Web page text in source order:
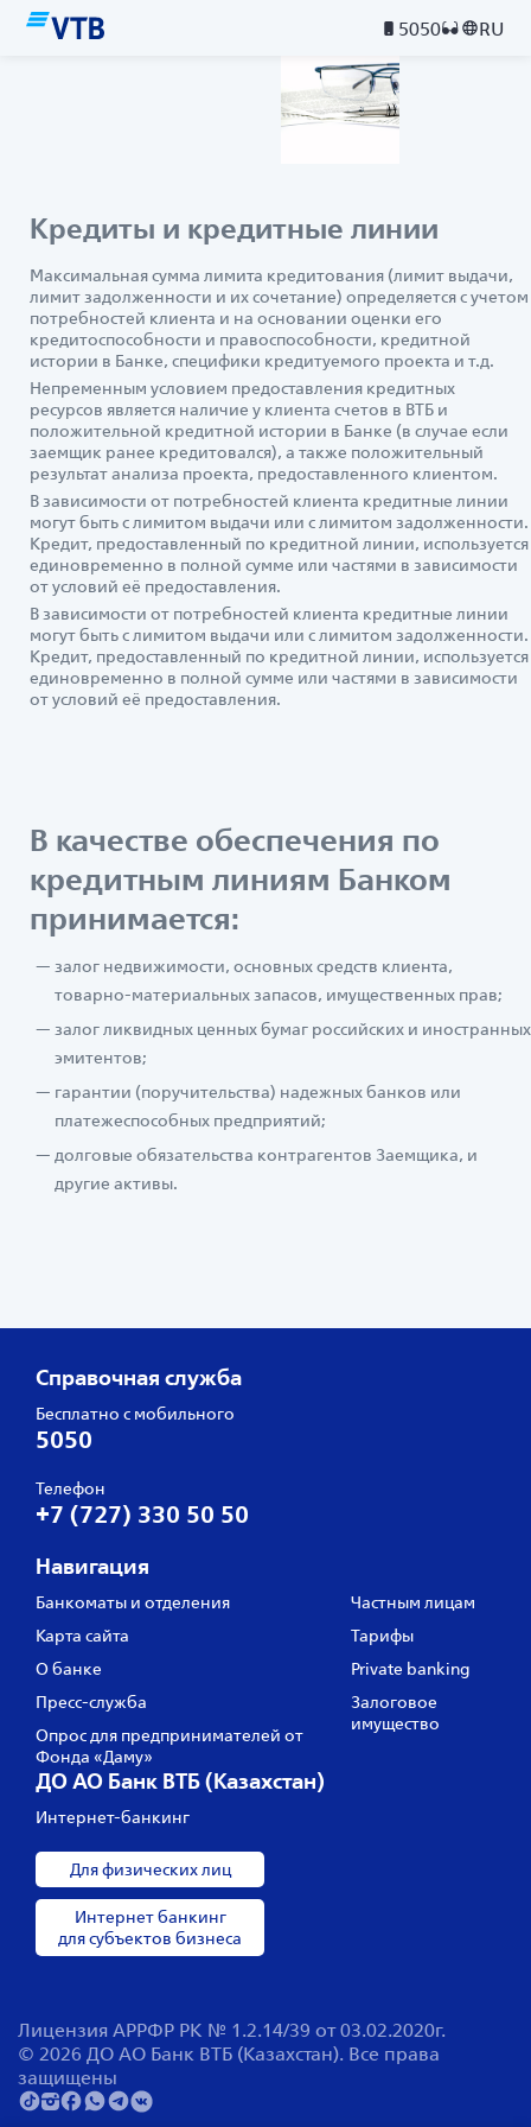
5050 RU
Кредиты и кредитные линии
Максимальная сумма лимита кредитования (лимит выдачи,
лимит задолженности и их сочетание) определяется с учетом
потребностей клиента и на основании оценки его
кредитоспособности и правоспособности, кредитной
истории в Банке, специфики кредитуемого проекта и т.д.
Непременным условием предоставления кредитных
ресурсов является наличие у клиента счетов в ВТБ и
положительной кредитной истории в Банке (в случае если
заемщик ранее кредитовался), а также положительный
результат анализа проекта, предоставленного клиентом.
В зависимости от потребностей клиента кредитные линии
могут быть с лимитом выдачи или с лимитом задолженности.
Кредит, предоставленный по кредитной линии, используется
единовременно в полной сумме или частями в зависимости
от условий её предоставления.
В зависимости от потребностей клиента кредитные линии
могут быть с лимитом выдачи или с лимитом задолженности.
Кредит, предоставленный по кредитной линии, используется
единовременно в полной сумме или частями в зависимости
от условий её предоставления.
В качестве обеспечения по
кредитным линиям Банком
принимается:
залог недвижимости, основных средств клиента,
товарно-материальных запасов, имущественных прав;
залог ликвидных ценных бумаг российских и иностранных
эмитентов;
гарантии (поручительства) надежных банков или
платежеспособных предприятий;
долговые обязательства контрагентов Заемщика, и
другие активы.
Справочная служба
Бесплатно с мобильного
5050
Телефон
+7 (727) 330 50 50
Навигация
Банкоматы и отделения
Карта сайта
О банке
Пресс‑служба
Опрос для предпринимателей от
Фонда «Даму»
Частным лицам
Тарифы
Private banking
Залоговое
имущество
ДО АО Банк ВТБ (Казахстан)
Интернет-банкинг
Для физических лиц
Интернет банкинг
для субъектов бизнеса
Лицензия АРРФР РК № 1.2.14/39 от 03.02.2020г.
© 2026 ДО АО Банк ВТБ (Казахстан). Все права
защищены